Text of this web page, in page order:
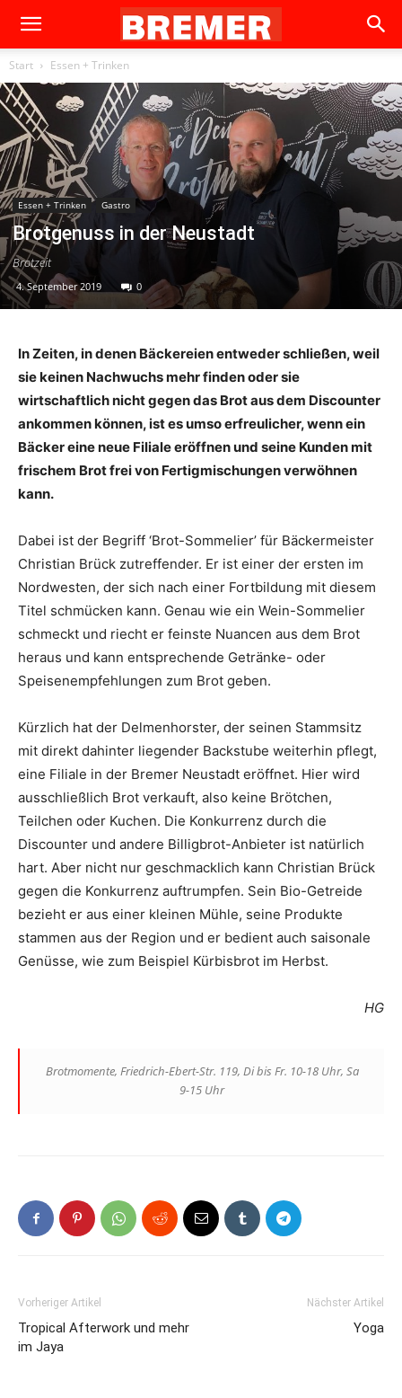
Start Essen + Trinken
Essen + Trinken Gastro
Brotgenuss in der Neustadt
Brotzeit
4. September 2019 0
In Zeiten, in denen Bäckereien entweder schließen, weil
sie keinen Nachwuchs mehr finden oder sie
wirtschaftlich nicht gegen das Brot aus dem Discounter
ankommen können, ist es umso erfreulicher, wenn ein
Bäcker eine neue Filiale eröffnen und seine Kunden mit
frischem Brot frei von Fertigmischungen verwöhnen
kann.
Dabei ist der Begriff ‘Brot-Sommelier’ für Bäckermeister
Christian Brück zutreffender. Er ist einer der ersten im
Nordwesten, der sich nach einer Fortbildung mit diesem
Titel schmücken kann. Genau wie ein Wein-Sommelier
schmeckt und riecht er feinste Nuancen aus dem Brot
heraus und kann entsprechende Getränke- oder
Speisenempfehlungen zum Brot geben.
Kürzlich hat der Delmenhorster, der seinen Stammsitz
mit direkt dahinter liegender Backstube weiterhin pflegt,
eine Filiale in der Bremer Neustadt eröffnet. Hier wird
ausschließlich Brot verkauft, also keine Brötchen,
Teilchen oder Kuchen. Die Konkurrenz durch die
Discounter und andere Billigbrot-Anbieter ist natürlich
hart. Aber nicht nur geschmacklich kann Christian Brück
gegen die Konkurrenz auftrumpfen. Sein Bio-Getreide
bezieht er aus einer kleinen Mühle, seine Produkte
stammen aus der Region und er bedient auch saisonale
Genüsse, wie zum Beispiel Kürbisbrot im Herbst.
HG
Brotmomente, Friedrich-Ebert-Str. 119, Di bis Fr. 10-18 Uhr, Sa
9-15 Uhr
Vorheriger Artikel
Tropical Afterwork und mehr
im Jaya
Nächster Artikel
Yoga